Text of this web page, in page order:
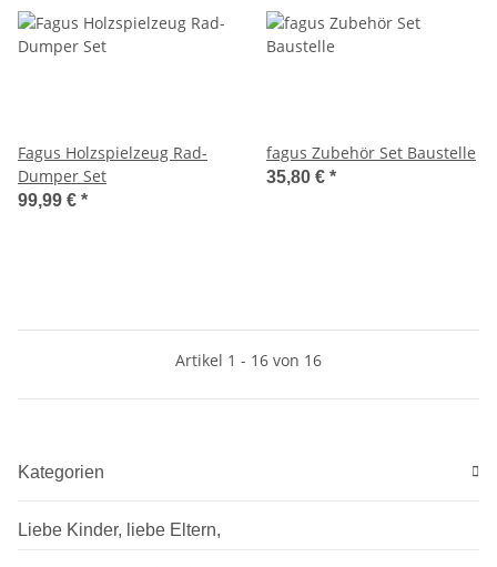
Fagus Holzspielzeug Rad-
Dumper Set
99,99 € *
fagus Zubehör Set Baustelle
35,80 € *
Artikel 1 - 16 von 16
Kategorien
Liebe Kinder, liebe Eltern,